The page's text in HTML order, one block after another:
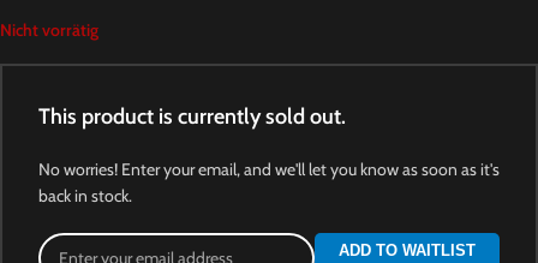
Nicht vorrätig
This product is currently sold out.
No worries! Enter your email, and we'll let you know as soon as it's
back in stock.
ADD TO WAITLIST